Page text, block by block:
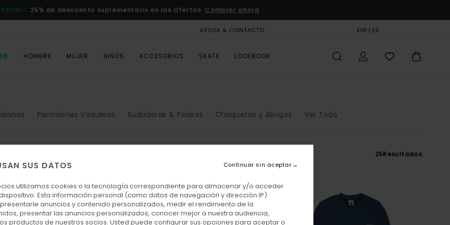
PROMO 25% de descuento suplementario en las Ofertas Comprar ahora
AYUDA & CONTACTO ESP / ES
HOMBRE MUJER NIÑOS ACCESORIOS SKATE LOOKBOOK
Pantalones Vaqueros Sudaderas & Polares Chaquetas y Abrigos Ver Todo
25Resultados
SUS DATOS
utilizamos cookies o la tecnología correspondiente para almacenar y/o acceder
Esta información personal (como datos de navegación y dirección IP)
anuncios y contenido personalizados, medir el rendimiento de la
presentar las anuncios personalizados, conocer mejor a nuestra audiencia,
productos de nuestros socios. Usted puede configurar sus opciones para aceptar o
Continuar sin aceptar